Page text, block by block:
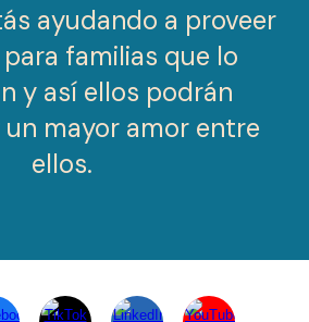
ayudando a proveer
familias que lo
y así ellos podrán
mayor amor entre
ellos.